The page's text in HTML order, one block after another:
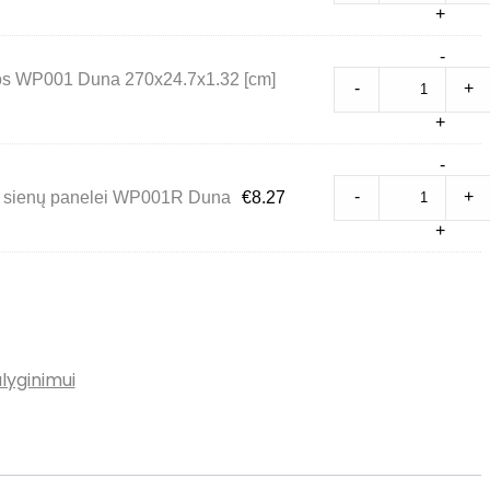
Pro
+
WP001 Duna 270x24.7x1.32 [cm]
-
Sienų
[cm]
-
+
+
panelei WP001R Duna €8.27 -
sienų
-
+
+